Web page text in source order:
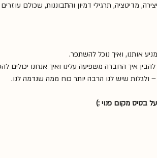
מדיטציה, תרגילי דמיון והתבוננות, שכולם
אותנו, ואיך נוכל להשתפר.
איך החברה משפיעה עלינו ואיך אנחנו יכולים
– ולגלות שיש לנו הרבה יותר כוח ממה שנדמה לנו.
בסיס מקום פנוי :)